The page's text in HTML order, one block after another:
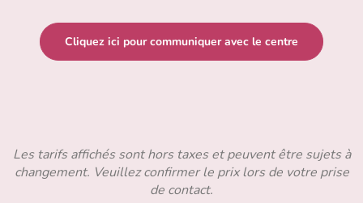
Cliquez ici pour communiquer avec le centre
Les tarifs affichés sont hors taxes et peuvent être sujets à
changement. Veuillez confirmer le prix lors de votre prise
de contact.